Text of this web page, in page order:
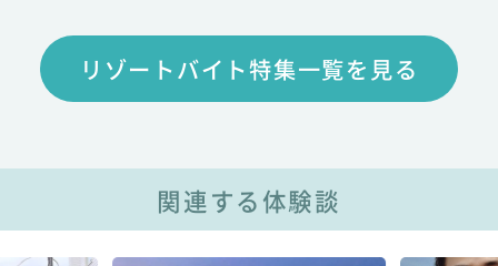
リゾートバイト特集一覧を見る
関連する体験談